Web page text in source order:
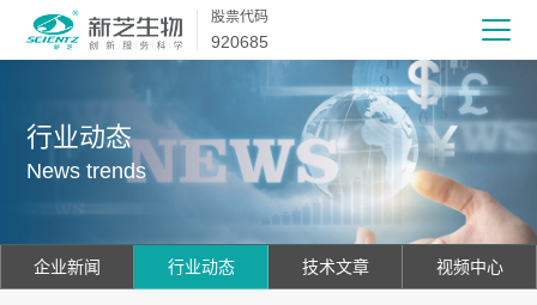
股票代码
920685
行业动态
News trends
企业新闻 行业动态 技术文章 视频中心